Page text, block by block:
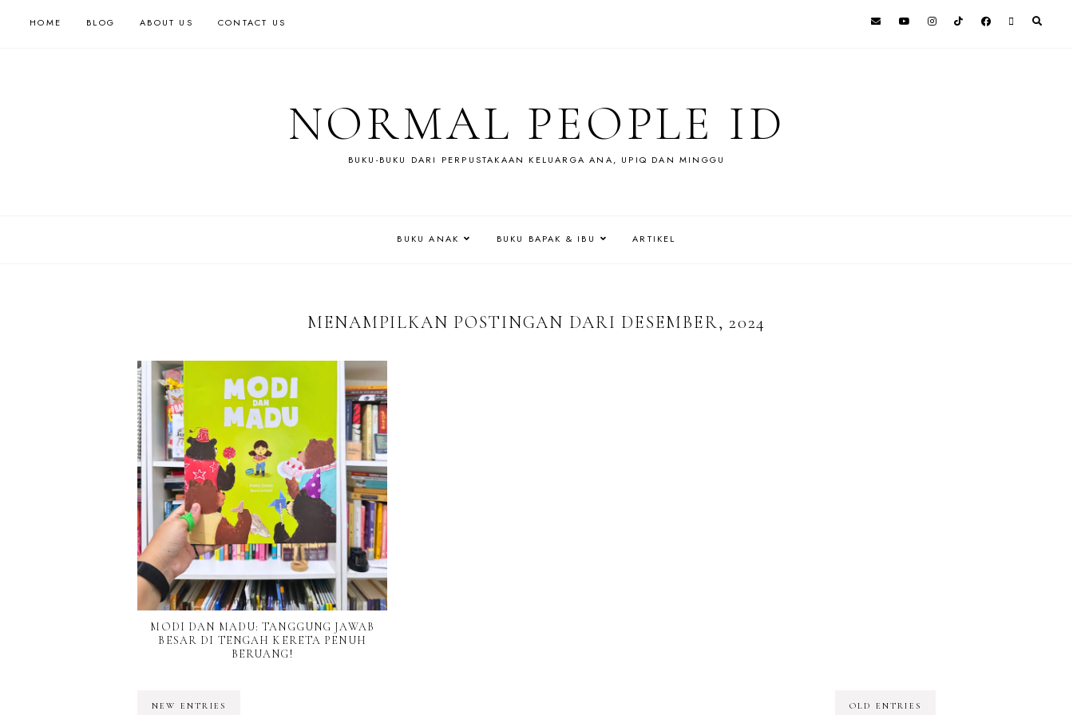
HOME BLOG ABOUT US CONTACT US
NORMAL PEOPLE ID
BUKU-BUKU DARI PERPUSTAKAAN KELUARGA ANA, UPIQ DAN MINGGU
BUKU ANAK BUKU BAPAK & IBU ARTIKEL
MENAMPILKAN POSTINGAN DARI DESEMBER, 2024
MODI DAN MADU: TANGGUNG JAWAB
BESAR DI TENGAH KERETA PENUH
BERUANG!
NEW ENTRIES OLD ENTRIES